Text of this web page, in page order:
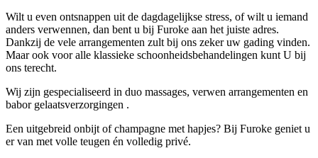
Wilt u even ontsnappen uit de dagdagelijkse stress, of wilt u iemand
anders verwennen, dan bent u bij Furoke aan het juiste adres.
Dankzij de vele arrangementen zult bij ons zeker uw gading vinden.
Maar ook voor alle klassieke schoonheidsbehandelingen kunt U bij
ons terecht.
Wij zijn gespecialiseerd in duo massages, verwen arrangementen en
babor gelaatsverzorgingen .
Een uitgebreid onbijt of champagne met hapjes? Bij Furoke geniet u
er van met volle teugen én volledig privé.